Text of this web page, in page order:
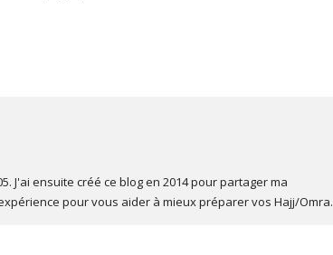
J'ai ensuite créé ce blog en 2014 pour partager ma
pour vous aider à mieux préparer vos Hajj/Omra.